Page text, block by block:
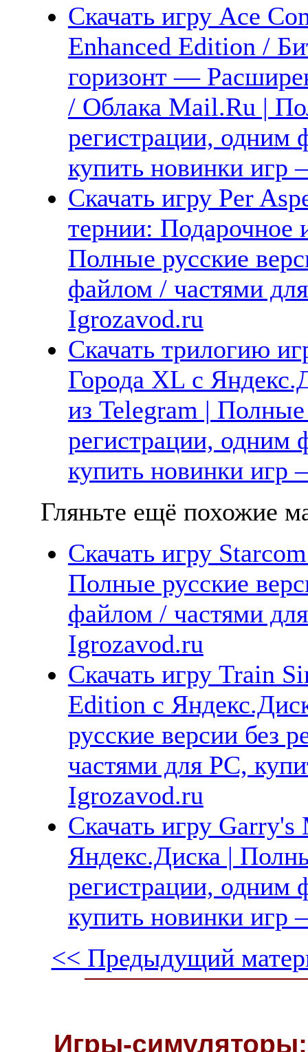
Скачать игру Ace
Enhanced Edition /
горизонт —
/ Облака Mail.Ru |
регистрации, одним
купить новинки
Скачать игру Per
тернии: Подарочное
Полные русские
файлом / частями
Igrozavod.ru
Скачать трилогию
Города XL с
из Telegram | Полные
регистрации, одним
купить новинки
Гляньте ещё похожие
Скачать игру
Полные русские
файлом / частями
Igrozavod.ru
Скачать игру Train
Edition с
русские версии без
частями для PC,
Igrozavod.ru
Скачать игру
Яндекс.Диска |
регистрации, одним
купить новинки
<< Предыдущий
Игры-